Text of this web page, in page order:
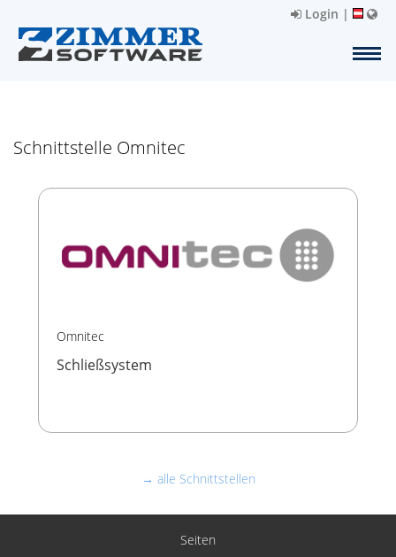
Login |
Schnittstelle Omnitec
Omnitec
Schließsystem
→ alle Schnittstellen
Seiten